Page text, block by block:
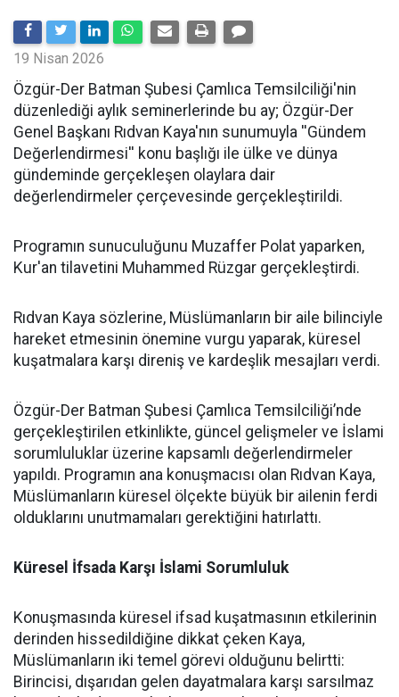
19 Nisan 2026
​Özgür-Der Batman Şubesi Çamlıca Temsilciliği'nin
düzenlediği aylık seminerlerinde bu ay; Özgür-Der
Genel Başkanı Rıdvan Kaya'nın sunumuyla ''Gündem
Değerlendirmesi'' konu başlığı ile ülke ve dünya
gündeminde gerçekleşen olaylara dair
değerlendirmeler çerçevesinde gerçekleştirildi.
Programın sunuculuğunu Muzaffer Polat yaparken,
Kur'an tilavetini Muhammed Rüzgar gerçekleştirdi.
Rıdvan Kaya sözlerine, Müslümanların bir aile bilinciyle
hareket etmesinin önemine vurgu yaparak, küresel
kuşatmalara karşı direniş ve kardeşlik mesajları verdi.
Özgür-Der Batman Şubesi Çamlıca Temsilciliği’nde
gerçekleştirilen etkinlikte, güncel gelişmeler ve İslami
sorumluluklar üzerine kapsamlı değerlendirmeler
yapıldı. Programın ana konuşmacısı olan Rıdvan Kaya,
Müslümanların küresel ölçekte büyük bir ailenin ferdi
olduklarını unutmamaları gerektiğini hatırlattı.
Küresel İfsada Karşı İslami Sorumluluk
Konuşmasında küresel ifsad kuşatmasının etkilerinin
derinden hissedildiğine dikkat çeken Kaya,
Müslümanların iki temel görevi olduğunu belirtti:
Birincisi, dışarıdan gelen dayatmalara karşı sarsılmaz